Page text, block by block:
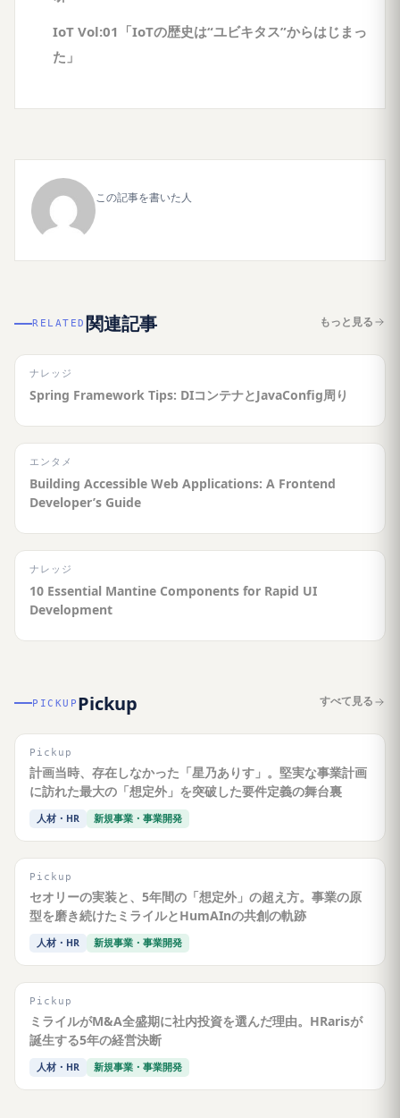
IoT Vol:01「IoTの歴史は“ユビキタス”からはじまっ
た」
この記事を書いた人
RELATED 関連記事 もっと見る
ナレッジ
Spring Framework Tips: DIコンテナとJavaConfig周り
エンタメ
Building Accessible Web Applications: A Frontend
Developer’s Guide
ナレッジ
10 Essential Mantine Components for Rapid UI
Development
PICKUP Pickup すべて見る
Pickup
計画当時、存在しなかった「星乃ありす」。堅実な事業計画
に訪れた最大の「想定外」を突破した要件定義の舞台裏
人材・HR 新規事業・事業開発
Pickup
セオリーの実装と、5年間の「想定外」の超え方。事業の原
型を磨き続けたミライルとHumAInの共創の軌跡
人材・HR 新規事業・事業開発
Pickup
ミライルがM&A全盛期に社内投資を選んだ理由。HRarisが
誕生する5年の経営決断
人材・HR 新規事業・事業開発